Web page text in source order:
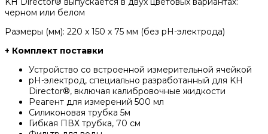
черном или белом
Размеры (мм): 220 x 150 x 75 мм (без pH-электрода)
+ Комплект поставки
Устройство со встроенной измерительной ячейкой
рН-электрод, специально разработанный для KH
Director®, включая калибровочные жидкости
Реагент для измерений 500 мл
Силиконовая трубка 5м
Гибкая ПВХ трубка, 70 см